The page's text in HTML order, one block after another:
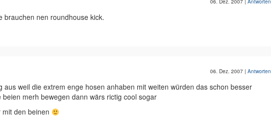
06. Dez. 2007 | Antworten
brauchen nen roundhouse kick.
06. Dez. 2007 | Antworten
aus weil die extrem enge hosen anhaben mit weiten würden das schon besser
beien merh bewegen dann wärs rictig cool sogar
den beinen